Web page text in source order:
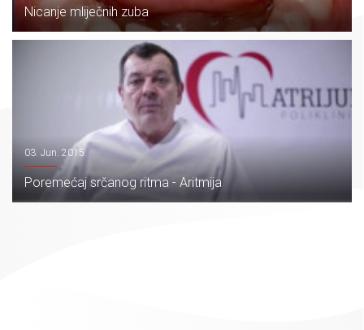
Nicanje mliječnih zuba
03. Jun. 2015.
Poremećaj srčanog ritma - Aritmija